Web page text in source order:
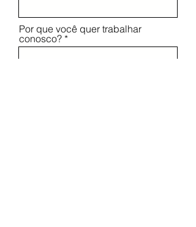
Por que você quer trabalhar
conosco?